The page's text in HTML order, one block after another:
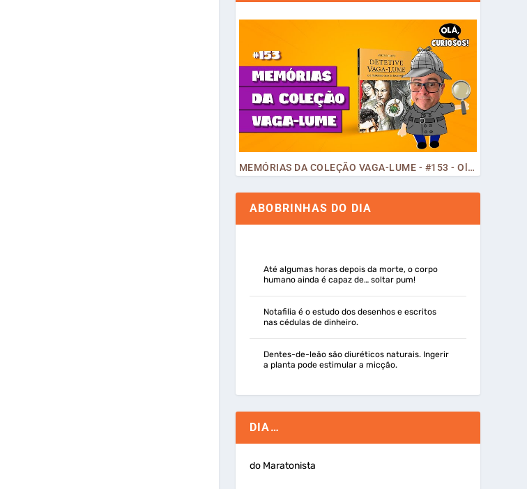
MEMÓRIAS DA COLEÇÃO VAGA-LUME - #153 - Olá, Curiosos! 2023
ABOBRINHAS DO DIA
Até algumas horas depois da morte, o corpo
humano ainda é capaz de… soltar pum!
Notafilia é o estudo dos desenhos e escritos
nas cédulas de dinheiro.
Dentes-de-leão são diuréticos naturais. Ingerir
a planta pode estimular a micção.
DIA…
do Maratonista